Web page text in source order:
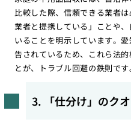
比較した際、信頼できる業者
業者と提携している」ことや
いることを明示しています。
告されているため、これら法
とが、トラブル回避の鉄則です
3. 「仕分け」のク